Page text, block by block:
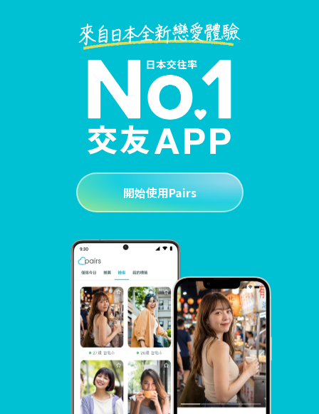
開始使用Pairs